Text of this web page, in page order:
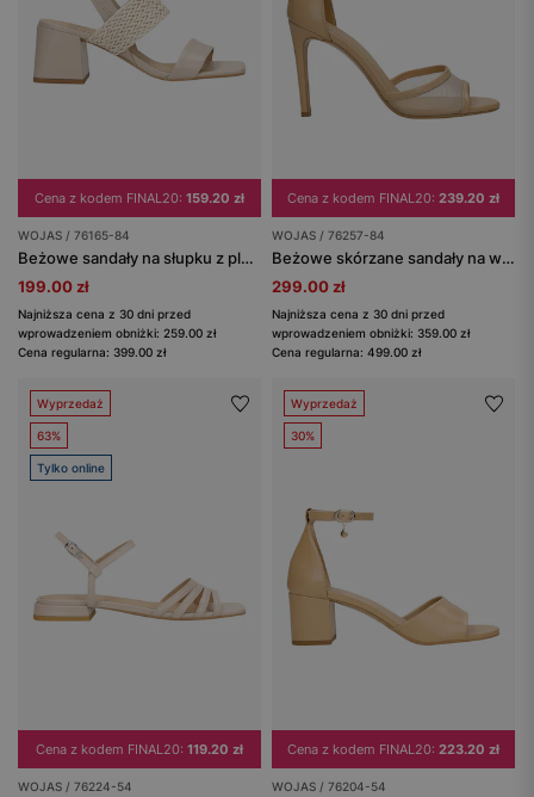
Cena z kodem FINAL20: 159.20 zł
WOJAS / 76165-84
Beżowe sandały na słupku z plecionym paskiem
199.00 zł
Najniższa cena z 30 dni przed
wprowadzeniem obniżki: 259.00 zł
Cena regularna: 399.00 zł
Cena z kodem FINAL20: 239.20 zł
WOJAS / 76257-84
Beżowe skórzane sandały na wysokiej szpilce
299.00 zł
Najniższa cena z 30 dni przed
wprowadzeniem obniżki: 359.00 zł
Cena regularna: 499.00 zł
Wyprzedaż
63%
Tylko online
Cena z kodem FINAL20: 119.20 zł
WOJAS / 76224-54
Wyprzedaż
30%
Cena z kodem FINAL20: 223.20 zł
WOJAS / 76204-54